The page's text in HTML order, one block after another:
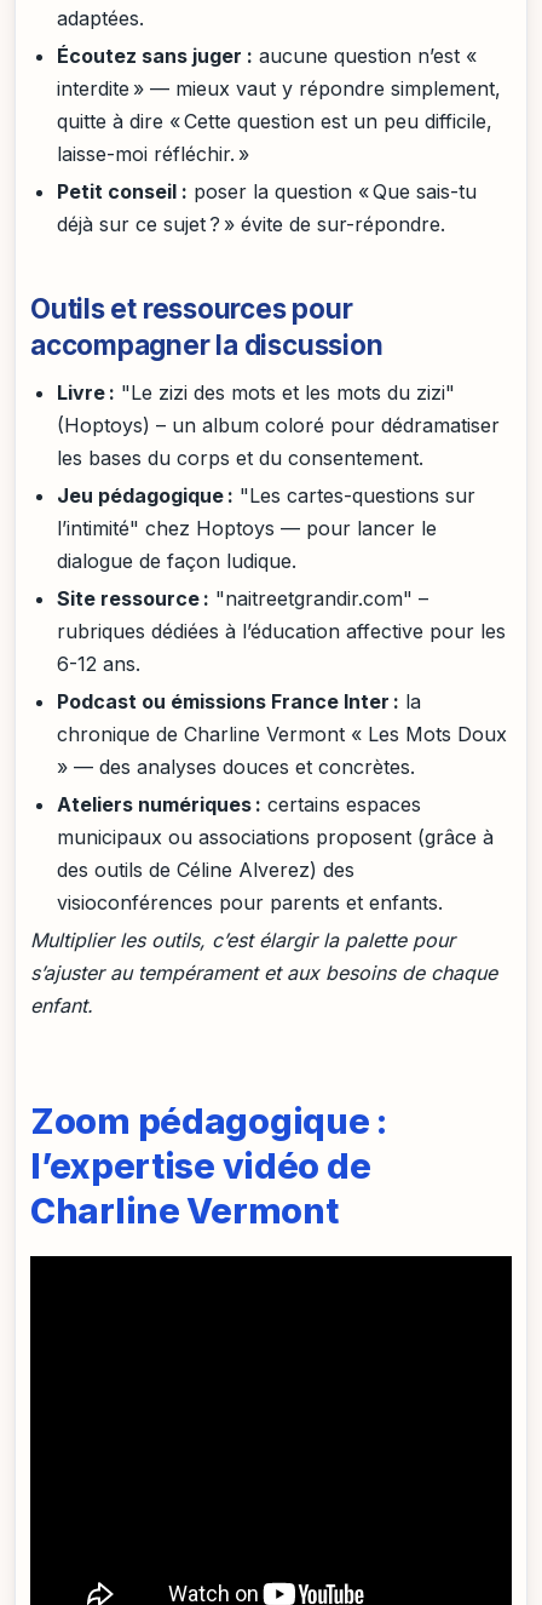
adaptées.
Écoutez sans juger : aucune question n’est «
interdite » — mieux vaut y répondre simplement,
quitte à dire « Cette question est un peu difficile,
laisse-moi réfléchir. »
Petit conseil : poser la question « Que sais-tu
déjà sur ce sujet ? » évite de sur-répondre.
Outils et ressources pour
accompagner la discussion
Livre : "Le zizi des mots et les mots du zizi"
(Hoptoys) – un album coloré pour dédramatiser
les bases du corps et du consentement.
Jeu pédagogique : "Les cartes-questions sur
l’intimité" chez Hoptoys — pour lancer le
dialogue de façon ludique.
Site ressource : "naitreetgrandir.com" –
rubriques dédiées à l’éducation affective pour les
6-12 ans.
Podcast ou émissions France Inter : la
chronique de Charline Vermont « Les Mots Doux
» — des analyses douces et concrètes.
Ateliers numériques : certains espaces
municipaux ou associations proposent (grâce à
des outils de Céline Alverez) des
visioconférences pour parents et enfants.
Multiplier les outils, c’est élargir la palette pour
s’ajuster au tempérament et aux besoins de chaque
enfant.
Zoom pédagogique :
l’expertise vidéo de
Charline Vermont